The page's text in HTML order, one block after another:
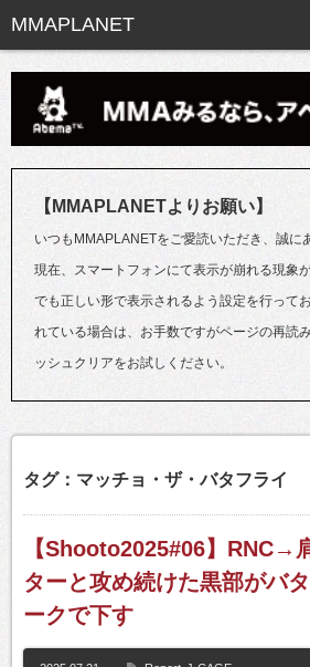
【MMAPLANETよりお願い】
いつもMMAPLANETをご愛読いただき、誠に
現在、スマートフォンにて表示が崩れる現象
でも正しい形で表示されるよう設定を行って
れている場合は、お手数ですがページの再読
ッシュクリアをお試しください。
タグ：マッチョ・ザ・バタフライ
【Shooto2025#06】RNC→
ターと攻め続けた黒部がバ
ークで下す